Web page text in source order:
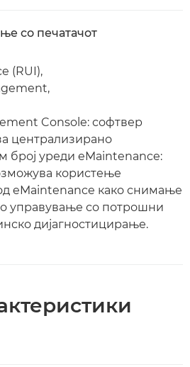
со печатачот
(RUI),
Console: софтвер
централизирано
број уреди eMaintenance:
користење
eMaintenance како снимање
управување со потрошни
дијагностицирање.